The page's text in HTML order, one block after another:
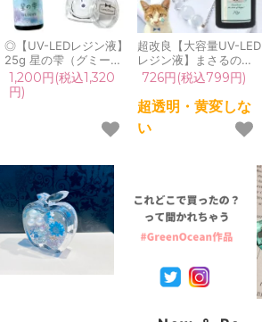
◎【UV-LEDレジン液】
25g 星の雫（グミータ
イプ）謎のオマケ付
《クリア》［紫外線硬
化樹脂,パジコ,PADICO,
1,200円(税込1,320
円)
超改良【大容量UV-LED
レジン液】まさるの涙
ver.03 超透明 70g 初心
者 作家 コーティング
ハード 黄変しない 高品
質 クリア 猫 UVレジン
液 安い おすすめ
726円(税込799円)
超透明・黄変しな
い